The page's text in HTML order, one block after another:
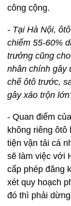
công cộng.
- Tại Hà Nội,
chiếm 55-60%
trưởng cũng
nhân chính gây
chế ôtô trước,
gây xáo trộn
- Quan điểm
không riêng ôtô
tiện vận tải cá
sẽ làm việc với
cấp phép đăng
xét quy hoạch
đó thì phải